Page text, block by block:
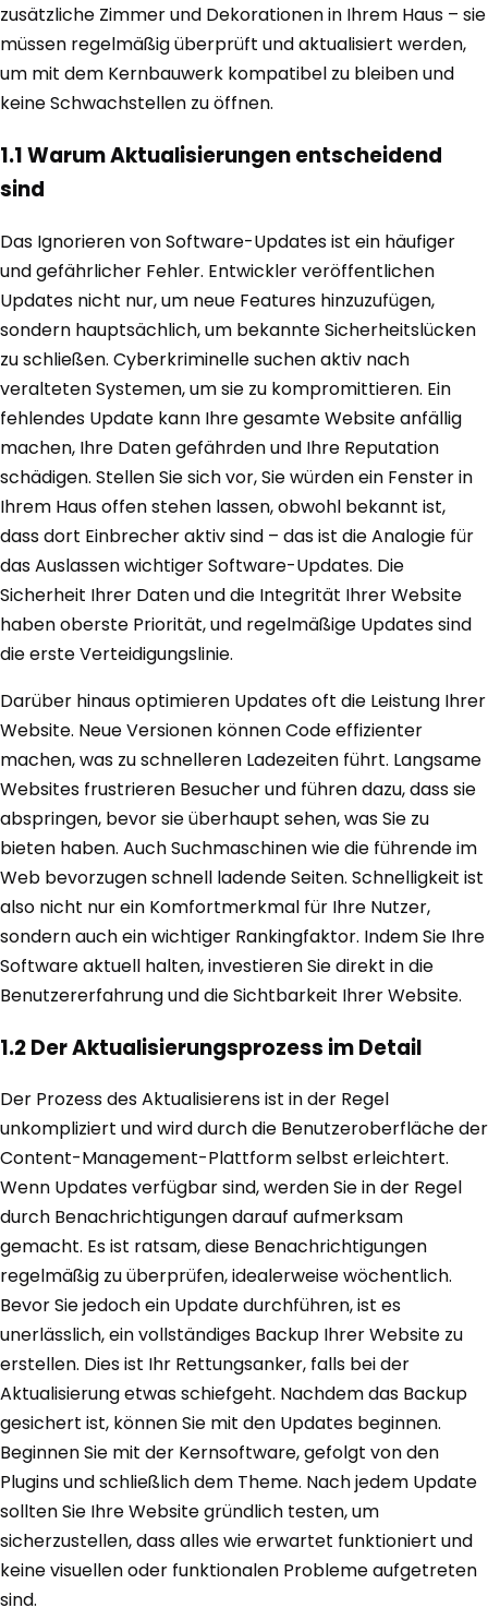
zusätzliche Zimmer und Dekorationen in Ihrem Haus – sie
müssen regelmäßig überprüft und aktualisiert werden,
um mit dem Kernbauwerk kompatibel zu bleiben und
keine Schwachstellen zu öffnen.
1.1 Warum Aktualisierungen entscheidend
sind
Das Ignorieren von Software-Updates ist ein häufiger
und gefährlicher Fehler. Entwickler veröffentlichen
Updates nicht nur, um neue Features hinzuzufügen,
sondern hauptsächlich, um bekannte Sicherheitslücken
zu schließen. Cyberkriminelle suchen aktiv nach
veralteten Systemen, um sie zu kompromittieren. Ein
fehlendes Update kann Ihre gesamte Website anfällig
machen, Ihre Daten gefährden und Ihre Reputation
schädigen. Stellen Sie sich vor, Sie würden ein Fenster in
Ihrem Haus offen stehen lassen, obwohl bekannt ist,
dass dort Einbrecher aktiv sind – das ist die Analogie für
das Auslassen wichtiger Software-Updates. Die
Sicherheit Ihrer Daten und die Integrität Ihrer Website
haben oberste Priorität, und regelmäßige Updates sind
die erste Verteidigungslinie.
Darüber hinaus optimieren Updates oft die Leistung Ihrer
Website. Neue Versionen können Code effizienter
machen, was zu schnelleren Ladezeiten führt. Langsame
Websites frustrieren Besucher und führen dazu, dass sie
abspringen, bevor sie überhaupt sehen, was Sie zu
bieten haben. Auch Suchmaschinen wie die führende im
Web bevorzugen schnell ladende Seiten. Schnelligkeit ist
also nicht nur ein Komfortmerkmal für Ihre Nutzer,
sondern auch ein wichtiger Rankingfaktor. Indem Sie Ihre
Software aktuell halten, investieren Sie direkt in die
Benutzererfahrung und die Sichtbarkeit Ihrer Website.
1.2 Der Aktualisierungsprozess im Detail
Der Prozess des Aktualisierens ist in der Regel
unkompliziert und wird durch die Benutzeroberfläche der
Content-Management-Plattform selbst erleichtert.
Wenn Updates verfügbar sind, werden Sie in der Regel
durch Benachrichtigungen darauf aufmerksam
gemacht. Es ist ratsam, diese Benachrichtigungen
regelmäßig zu überprüfen, idealerweise wöchentlich.
Bevor Sie jedoch ein Update durchführen, ist es
unerlässlich, ein vollständiges Backup Ihrer Website zu
erstellen. Dies ist Ihr Rettungsanker, falls bei der
Aktualisierung etwas schiefgeht. Nachdem das Backup
gesichert ist, können Sie mit den Updates beginnen.
Beginnen Sie mit der Kernsoftware, gefolgt von den
Plugins und schließlich dem Theme. Nach jedem Update
sollten Sie Ihre Website gründlich testen, um
sicherzustellen, dass alles wie erwartet funktioniert und
keine visuellen oder funktionalen Probleme aufgetreten
sind.